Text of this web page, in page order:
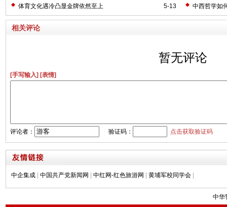
5-13
体育文化遇冷凸显金牌依然至上 中西哲学如
相关评论
暂无评论
[手写输入] [表情]
评论者： 验证码： 点击获取验证码
中企集成 | 中国共产党新闻网 | 中红网-红色旅游网 | 黄埔军校同学会 |
中华